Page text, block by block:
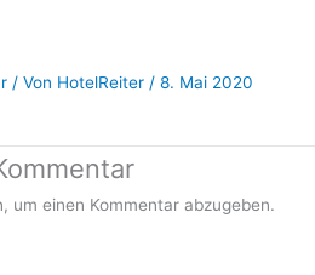
/ Von HotelReiter / 8. Mai 2020
um einen Kommentar abzugeben.